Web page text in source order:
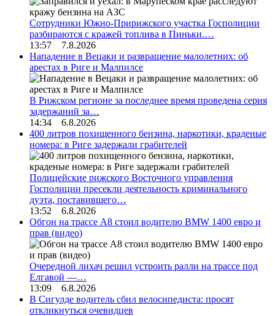
Сотрудники Южно-Пририжского участка Госполиции
разбираются с кражей топлива в Пиньки.…
13:57 7.8.2026
Нападение в Вецаки и развращение малолетних: об
арестах в Риге и Малпилсе
В Рижском регионе за последнее время проведена серия
задержаний за…
14:34 6.8.2026
400 литров похищенного бензина, наркотики, краденые
номера: в Риге задержали грабителей
Полицейские рижского Восточного управления
Госполиции пресекли деятельность криминального
дуэта, поставившего…
13:52 6.8.2026
Обгон на трассе А8 стоил водителю BMW 1400 евро и
прав (видео)
Очередной лихач решил устроить ралли на трассе под
Елгавой —…
13:09 6.8.2026
В Сигулде водитель сбил велосипедиста: просят
откликнуться очевидцев